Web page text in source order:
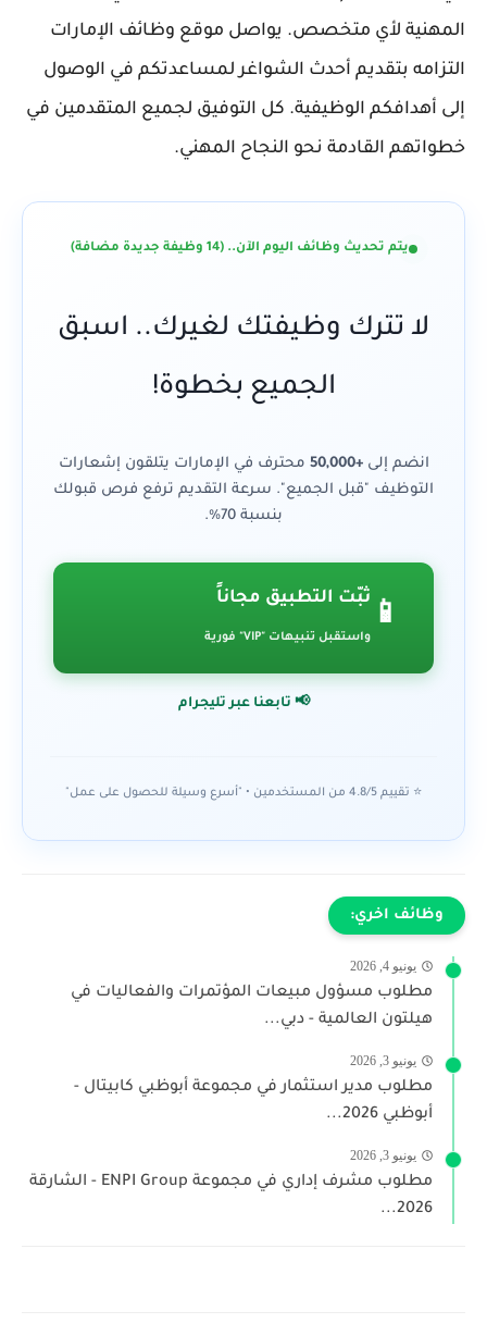
المهنية لأي متخصص. يواصل موقع وظائف الإمارات
التزامه بتقديم أحدث الشواغر لمساعدتكم في الوصول
إلى أهدافكم الوظيفية. كل التوفيق لجميع المتقدمين في
خطواتهم القادمة نحو النجاح المهني.
يتم تحديث وظائف اليوم الآن.. (14 وظيفة جديدة مضافة)
لا تترك وظيفتك لغيرك.. اسبق
الجميع بخطوة!
انضم إلى+50,000
محترف في الإمارات يتلقون إشعارات
التوظيف "قبل الجميع". سرعة التقديم ترفع فرص قبولك
بنسبة 70%.
📱
ثبّت التطبيق مجاناً
واستقبل تنبيهات "VIP" فورية
📢 تابعنا عبر تليجرام
⭐ تقييم 4.8/5 من المستخدمين • "أسرع وسيلة للحصول على عمل"
وظائف اخري:
يونيو 4, 2026
مطلوب مسؤول مبيعات المؤتمرات والفعاليات في
هيلتون العالمية - دبي...
يونيو 3, 2026
مطلوب مدير استثمار في مجموعة أبوظبي كابيتال -
أبوظبي 2026...
يونيو 3, 2026
مطلوب مشرف إداري في مجموعة ENPI Group - الشارقة
2026...